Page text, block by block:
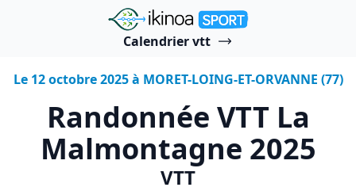
"Ikinoa Sport"
Calendrier vtt
Le 12 octobre 2025 à MORET-LOING-ET-ORVANNE (77)
Randonnée VTT La
Malmontagne 2025
VTT